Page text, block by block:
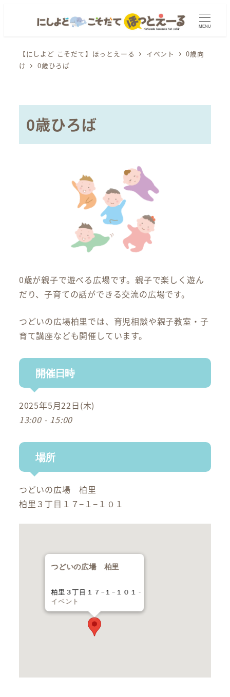
MENU
【にしよど こそだて】ほっとえーる イベント
0歳向
け
0歳ひろば
0歳ひろば
0歳が親子で遊べる広場です。親子で楽しく遊ん
だり、子育ての話ができる交流の広場です。
つどいの広場柏里では、育児相談や親子教室・子
育て講座なども開催しています。
開催日時
2025年5月22日(木)
13:00 - 15:00
場所
つどいの広場 柏里
柏里３丁目１７−１−１０１
つどいの広場 柏里
柏里３丁目１７−１−１０１ -
イベント